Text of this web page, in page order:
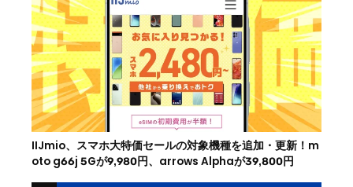
IIJmio、スマホ大特価セールの対象機種を追加・更新！m
oto g66j 5Gが9,980円、arrows Alphaが39,800円